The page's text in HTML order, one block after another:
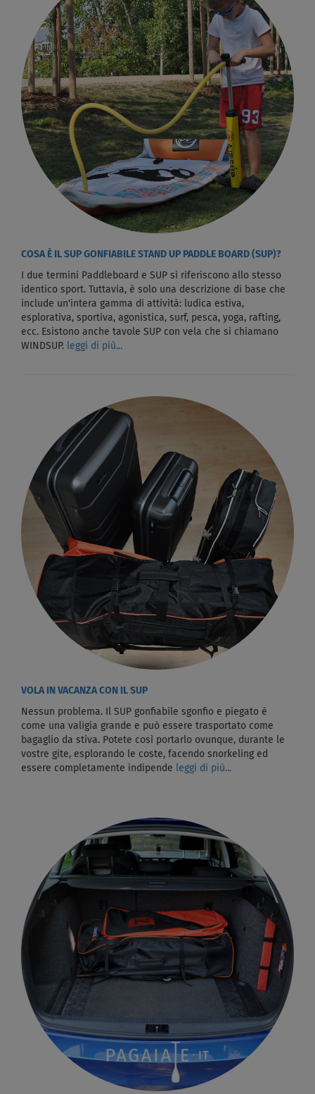
COSA È IL SUP GONFIABILE STAND UP PADDLE BOARD (SUP)?
I due termini Paddleboard e SUP si riferiscono allo stesso
identico sport. Tuttavia, è solo una descrizione di base che
include un'intera gamma di attività: ludica estiva,
esplorativa, sportiva, agonistica, surf, pesca, yoga, rafting,
ecc. Esistono anche tavole SUP con vela che si chiamano
WINDSUP. leggi di più...
VOLA IN VACANZA CON IL SUP
Nessun problema. Il SUP gonfiabile sgonfio e piegato è
come una valigia grande e può essere trasportato come
bagaglio da stiva. Potete così portarlo ovunque, durante le
vostre gite, esplorando le coste, facendo snorkeling ed
essere completamente indipende leggi di più...